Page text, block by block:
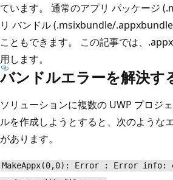
ています。 通常のアプリ パッケージ
リ バンドル (.msixbundle/
こともできます。 この記事では、
用します。
バンドルエラーを解決す
ソリューションに複数の UWP プロジ
ルを作成しようとすると、次のような
があります。
MakeAppx(0,0): Error : Error info: